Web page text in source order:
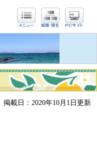
掲載日：2020年10月1日更新